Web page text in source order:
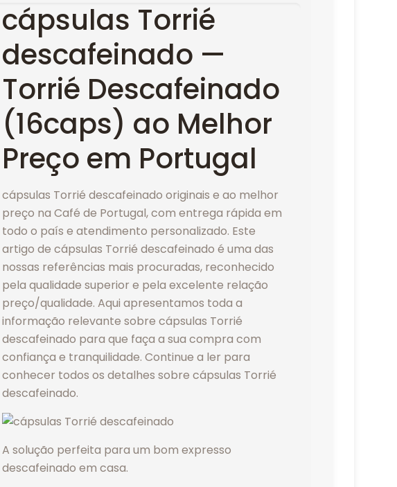
cápsulas Torrié
descafeinado —
Torrié Descafeinado
(16caps) ao Melhor
Preço em Portugal
cápsulas Torrié descafeinado originais e ao melhor
preço na Café de Portugal, com entrega rápida em
todo o país e atendimento personalizado. Este
artigo de cápsulas Torrié descafeinado é uma das
nossas referências mais procuradas, reconhecido
pela qualidade superior e pela excelente relação
preço/qualidade. Aqui apresentamos toda a
informação relevante sobre cápsulas Torrié
descafeinado para que faça a sua compra com
confiança e tranquilidade. Continue a ler para
conhecer todos os detalhes sobre cápsulas Torrié
descafeinado.
A solução perfeita para um bom expresso
descafeinado em casa.